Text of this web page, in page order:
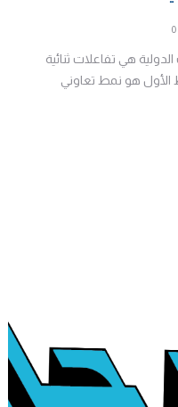
0
هي تفاعلات ثنائية
الأول هو نمط تعاوني